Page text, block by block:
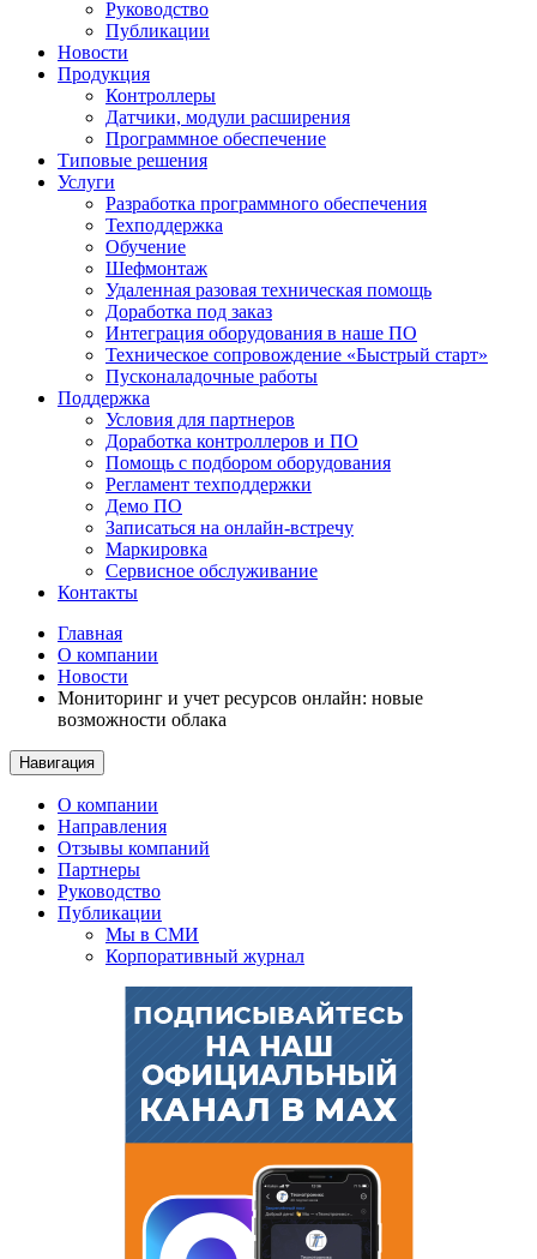
Руководство
Публикации
Новости
Продукция
Контроллеры
Датчики, модули расширения
Программное обеспечение
Типовые решения
Услуги
Разработка программного обеспечения
Техподдержка
Обучение
Шефмонтаж
Удаленная разовая техническая помощь
Доработка под заказ
Интеграция оборудования в наше ПО
Техническое сопровождение «Быстрый старт»
Пусконаладочные работы
Поддержка
Условия для партнеров
Доработка контроллеров и ПО
Помощь с подбором оборудования
Регламент техподдержки
Демо ПО
Записаться на онлайн-встречу
Маркировка
Сервисное обслуживание
Контакты
Главная
О компании
Новости
Мониторинг и учет ресурсов онлайн: новые
возможности облака
Навигация
О компании
Направления
Отзывы компаний
Партнеры
Руководство
Публикации
Мы в СМИ
Корпоративный журнал